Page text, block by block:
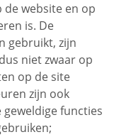
de website en op
is. De
gebruikt, zijn
niet zwaar op
op de site
zijn ook
functies